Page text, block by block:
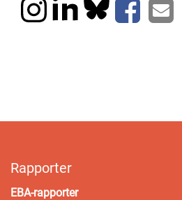
Rapporter
EBA-rapporter